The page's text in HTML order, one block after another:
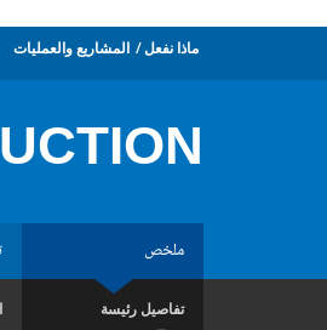
ماذا نفعل المشاريع والعمليات
ملخص
تفاصيل رئيسة